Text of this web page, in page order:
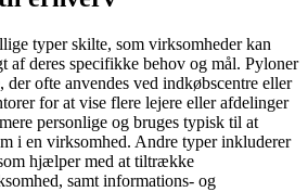
typer skilte, som virksomheder kan
deres specifikke behov og mål. Pyloner
der ofte anvendes ved indkøbscentre eller
for at vise flere lejere eller afdelinger
personlige og bruges typisk til at
i en virksomhed. Andre typer inkluderer
hjælper med at tiltrække
samt informations- og